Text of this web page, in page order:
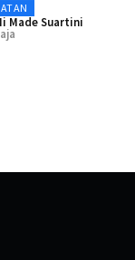
Made Suartini